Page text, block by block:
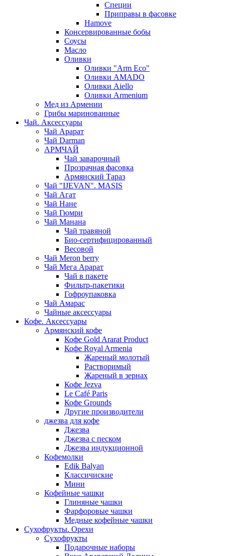
Специи
Приправы в фасовке
Hamove
Консервированные бобы
Соусы
Масло
Оливки
Оливки "Arm Eco"
Оливки AMADO
Оливки Aiello
Оливки Armenium
Мед из Армении
Грибы маринованные
Чай. Аксессуары
Чай Арарат
Чай Darman
АРМЧАЙ
Чай заварочный
Прозрачная фасовка
Армянский Тараз
Чай "IJEVAN". MASIS
Чай Агат
Чай Нане
Чай Гюмри
Чай Манана
Чай травяной
Био-сертифицированный
Весовой
Чай Meron berry
Чай Мега Арарат
Чай в пакете
Фильтр-пакетики
Гофроупаковка
Чай Амарас
Чайные аксессуары
Кофе. Аксессуары
Армянский кофе
Кофе Gold Ararat Product
Кофе Royal Armenia
Жареный молотый
Растворимый
Жареный в зернах
Кофе Jezva
Le Café Paris
Кофе Grounds
Другие производители
джезва для кофе
Джезва
Джезва с песком
Джезва индукционной
Кофемолки
Edik Balyan
Классичиские
Мини
Кофейные чашки
Глиняные чашки
Фарфоровые чашки
Медные кофейные чашки
Сухофрукты. Орехи
Сухофрукты
Подарочные наборы